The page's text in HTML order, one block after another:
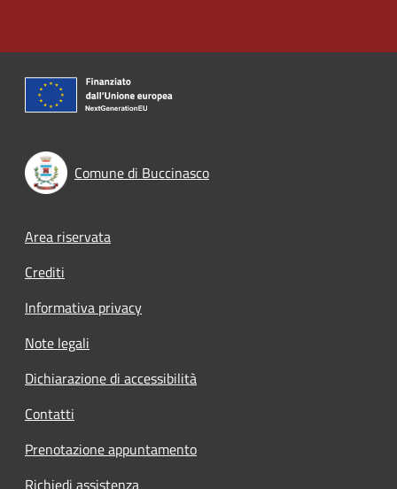
Comune di Buccinasco
Footer menu
Area riservata
Crediti
Informativa privacy
Note legali
Dichiarazione di accessibilità
Contatti
Prenotazione appuntamento
Richiedi assistenza